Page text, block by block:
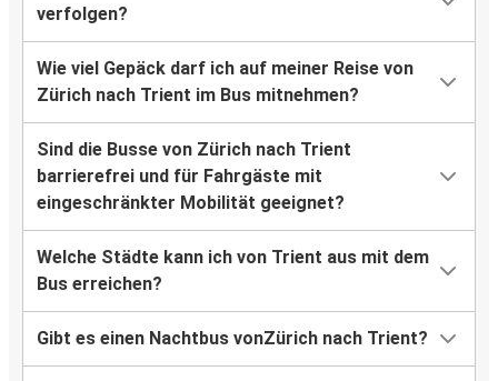
verfolgen?
Wie viel Gepäck darf ich auf meiner Reise von
Zürich nach Trient im Bus mitnehmen?
Sind die Busse von Zürich nach Trient
barrierefrei und für Fahrgäste mit
eingeschränkter Mobilität geeignet?
Welche Städte kann ich von Trient aus mit dem
Bus erreichen?
Gibt es einen Nachtbus vonZürich nach Trient?